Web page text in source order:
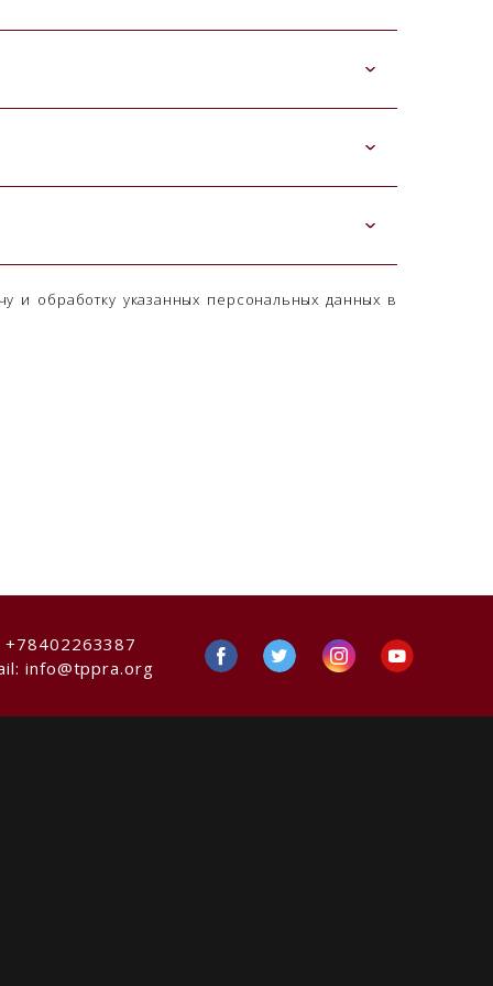
и обработку указанных персональных данных в
+78402263387
info@tppra.org